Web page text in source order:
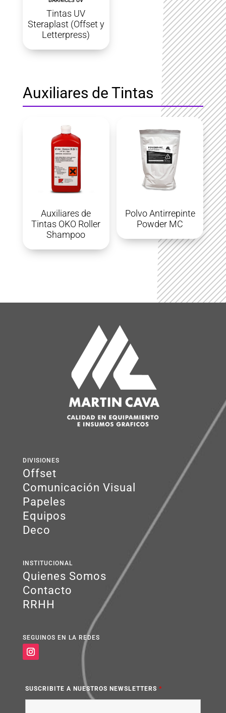
Tintas UV
Steraplast (Offset y
Letterpress)
Auxiliares de Tintas
Auxiliares de
Tintas OKO Roller
Shampoo
Polvo Antirrepinte
Powder MC
DIVISIONES
Offset
Comunicación Visual
Papeles
Equipos
Deco
INSTITUCIONAL
Quienes Somos
Contacto
RRHH
SEGUINOS EN LA REDES
SUSCRIBITE A NUESTROS NEWSLETTERS *